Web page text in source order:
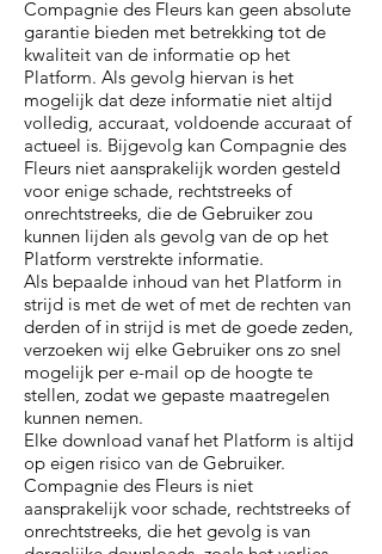
Compagnie des Fleurs kan geen absolute
garantie bieden met betrekking tot de
kwaliteit van de informatie op het
Platform. Als gevolg hiervan is het
mogelijk dat deze informatie niet altijd
volledig, accuraat, voldoende accuraat of
actueel is. Bijgevolg kan Compagnie des
Fleurs niet aansprakelijk worden gesteld
voor enige schade, rechtstreeks of
onrechtstreeks, die de Gebruiker zou
kunnen lijden als gevolg van de op het
Platform verstrekte informatie.
Als bepaalde inhoud van het Platform in
strijd is met de wet of met de rechten van
derden of in strijd is met de goede zeden,
verzoeken wij elke Gebruiker ons zo snel
mogelijk per e-mail op de hoogte te
stellen, zodat we gepaste maatregelen
kunnen nemen.
Elke download vanaf het Platform is altijd
op eigen risico van de Gebruiker.
Compagnie des Fleurs is niet
aansprakelijk voor schade, rechtstreeks of
onrechtstreeks, die het gevolg is van